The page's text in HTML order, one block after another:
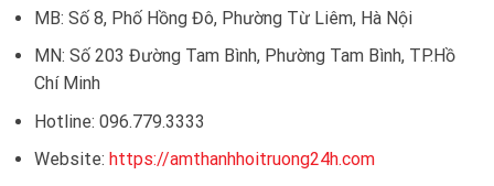
MB: Số 8, Phố Hồng Đô, Phường Từ Liêm, Hà Nội
MN: Số 203 Đường Tam Bình, Phường Tam Bình, TP.Hồ
Chí Minh
Hotline: 096.779.3333
Website: https://amthanhhoitruong24h.com